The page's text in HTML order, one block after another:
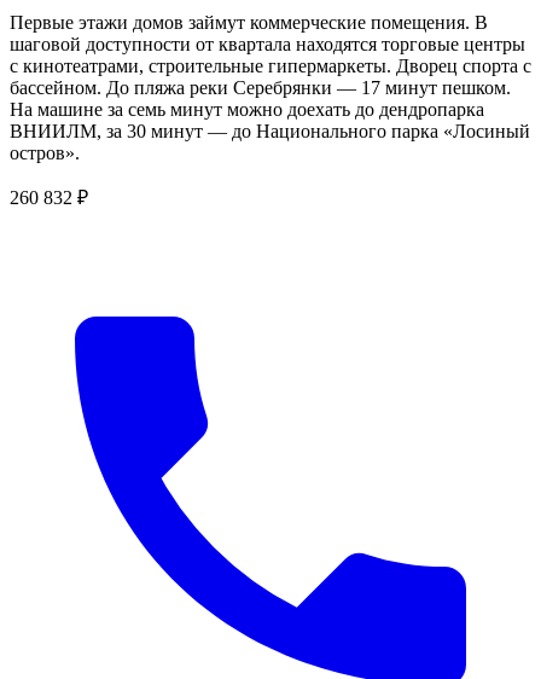
Первые этажи домов займут коммерческие помещения. В
шаговой доступности от квартала находятся торговые центры
с кинотеатрами, строительные гипермаркеты. Дворец спорта с
бассейном. До пляжа реки Серебрянки — 17 минут пешком.
На машине за семь минут можно доехать до дендропарка
ВНИИЛМ, за 30 минут — до Национального парка «Лосиный
остров».
260 832 ₽